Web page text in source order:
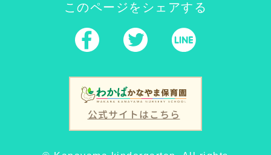
このページをシェアする
公式サイトはこちら